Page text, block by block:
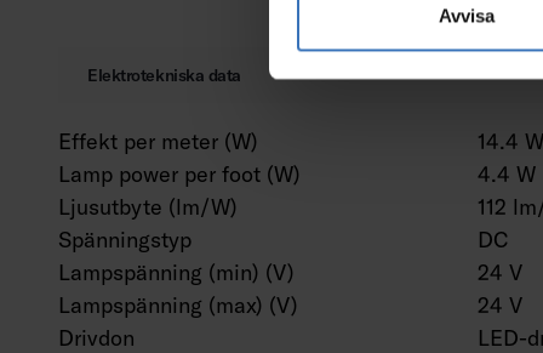
Avvisa
Elektrotekniska data
Effekt per meter (W)
14.4 W
Lamp power per foot (W)
4.4 W
Ljusutbyte (lm/W)
112
Spänningstyp
DC
Lampspänning (min) (V)
24 V
Lampspänning (max) (V)
24 V
Drivdon
LED-